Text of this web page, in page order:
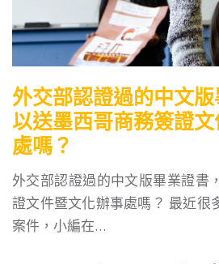
外交部認證過的中文
以送墨西哥商務簽證
處嗎？
外交部認證過的中文版畢業證書
證文件暨文化辦事處嗎？ 最近很
案件，小編在…